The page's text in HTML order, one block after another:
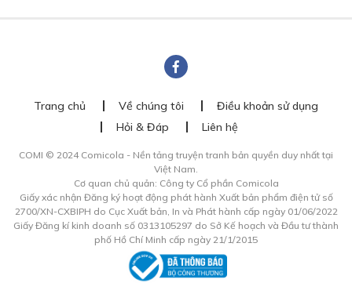
Trang chủ Về chúng tôi
Điều khoản sử dụng
Hỏi & Đáp
Liên hệ
COMI © 2024 Comicola - Nền tảng truyện tranh bản quyền duy nhất tại
Việt Nam.
Cơ quan chủ quản: Công ty Cổ phần Comicola
Giấy xác nhận Đăng ký hoạt động phát hành Xuất bản phẩm điện tử số
2700/XN-CXBIPH do Cục Xuất bản, In và Phát hành cấp ngày 01/06/2022
Giấy Đăng kí kinh doanh số 0313105297 do Sở Kế hoạch và Đầu tư thành
phố Hồ Chí Minh cấp ngày 21/1/2015